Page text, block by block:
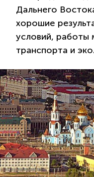
Дальнего
хорошие
условий, работы
транспорта и